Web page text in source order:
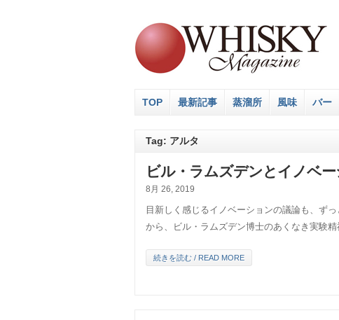
TOP 最新記事 蒸溜所 風味 バー
Tag: アルタ
ビル・ラムズデンとイノベー
8月 26, 2019
目新しく感じるイノベーションの議論も、ず
から、ビル・ラムズデン博士のあくなき実験精
続きを読む / READ MORE